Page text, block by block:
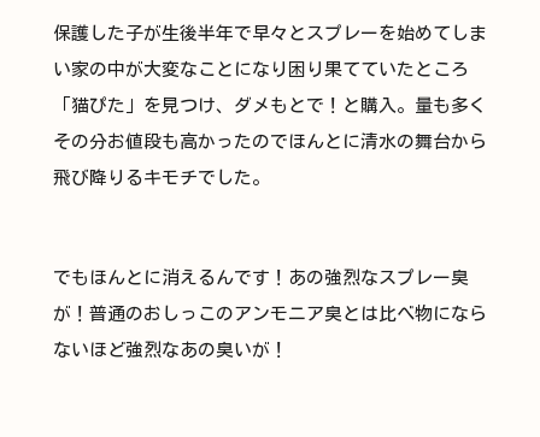
保護した子が生後半年で早々とスプレーを始めてしま
い家の中が大変なことになり困り果てていたところ
「猫ぴた」を見つけ、ダメもとで！と購入。量も多く
その分お値段も高かったのでほんとに清水の舞台から
飛び降りるキモチでした。
でもほんとに消えるんです！あの強烈なスプレー臭
が！普通のおしっこのアンモニア臭とは比べ物になら
ないほど強烈なあの臭いが！